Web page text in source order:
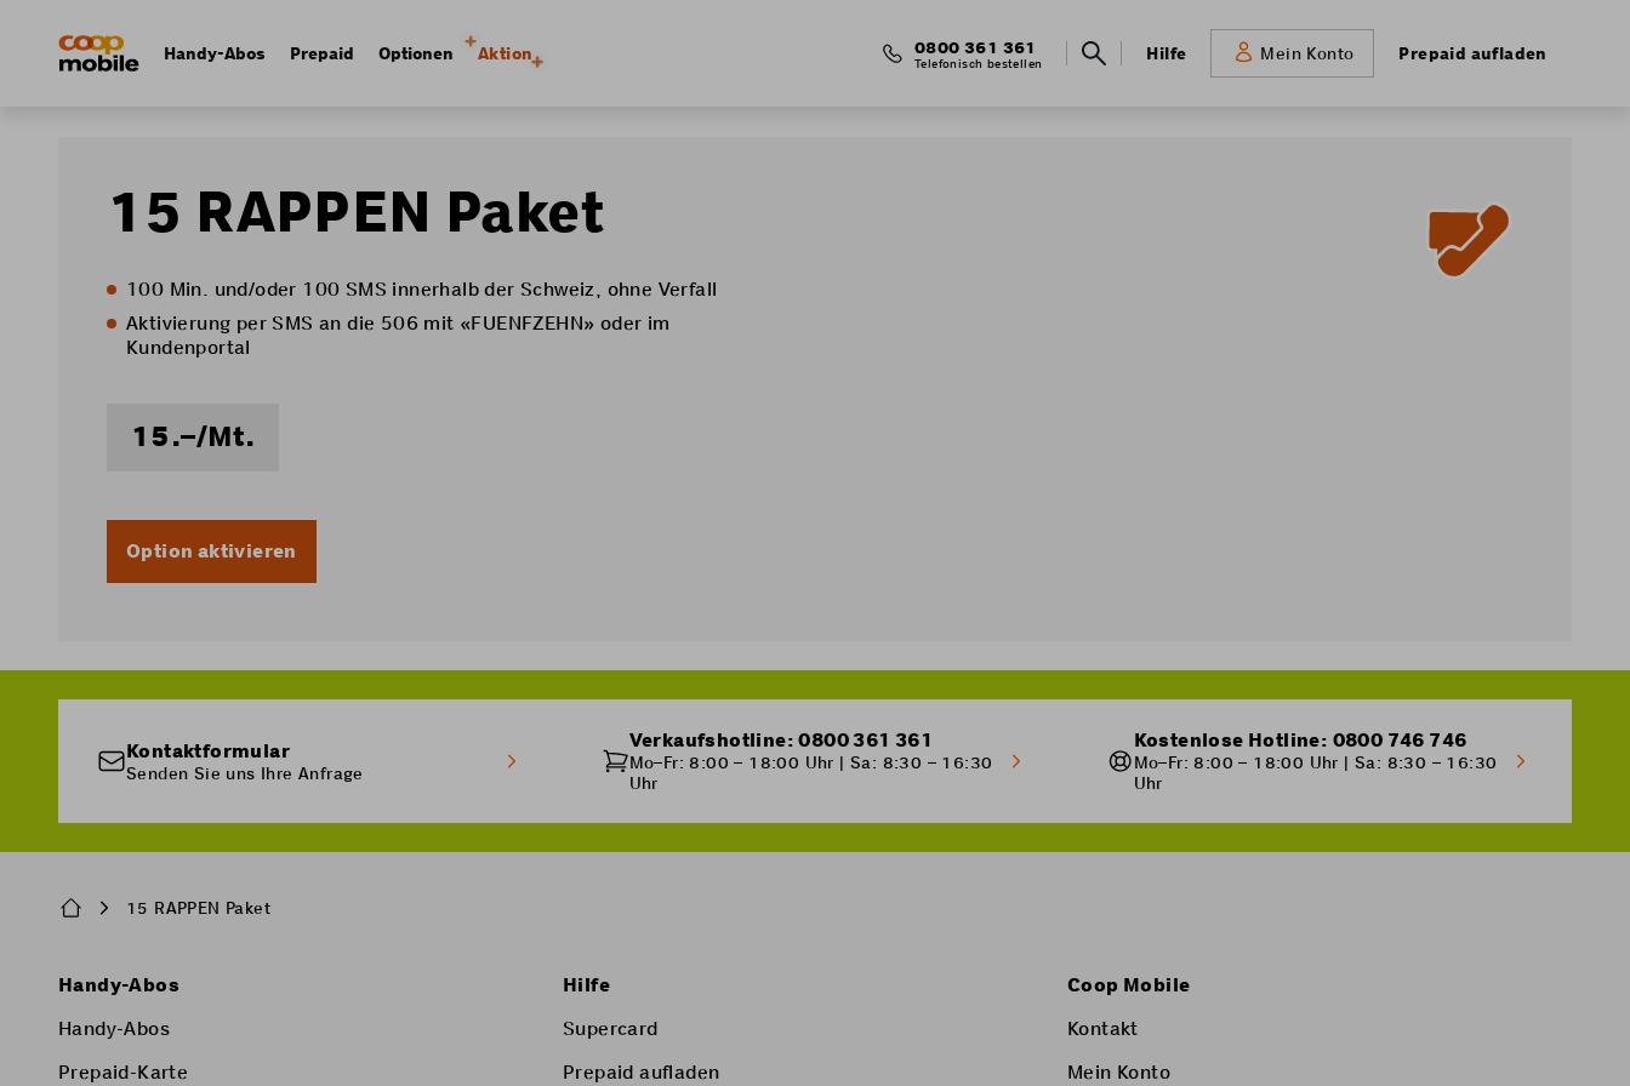
Navigation
principale
Handy-Abos Prepaid Optionen Aktion 0800 361 361
Telefonisch bestellen
navigation
Hilfe Mein Konto Prepaid aufladen
15 RAPPEN Paket
100 Min. und/oder 100 SMS innerhalb der Schweiz, ohne Verfall
Aktivierung per SMS an die 506 mit «FUENFZEHN» oder im
Kundenportal
15.–/Mt.
Option aktivieren
Kontaktformular
Senden Sie uns Ihre Anfrage
Verkaufshotline: 0800 361 361
Mo–Fr: 8:00 – 18:00 Uhr | Sa: 8:30 – 16:30
Uhr
Kostenlose Hotline: 0800 746 746
Mo–Fr: 8:00 – 18:00 Uhr | Sa: 8:30 – 16:30
Uhr
Breadcrumb15 RAPPEN Paket
Pied
page
Handy-Abos
Handy-Abos
Prepaid-Karte
Hilfe
Supercard
Prepaid aufladen
Coop Mobile
Kontakt
Mein Konto